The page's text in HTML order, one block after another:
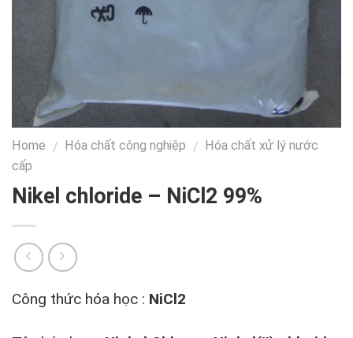
Home / Hóa chất công nghiệp / Hóa chất xử lý nước
cấp
Nikel chloride – NiCl2 99%
Công thức hóa học : NiCl2